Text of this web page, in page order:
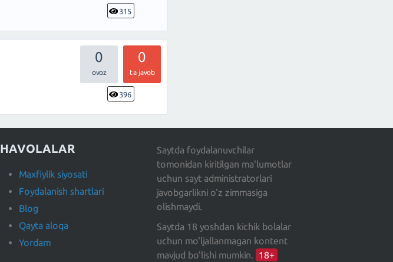
315
0 0
ta javob
396
HAVOLALAR
Maxfiylik siyosati
Foydalanish shartlari
Blog
Qayta aloqa
Yordam
Saytda foydalanuvchilar
tomonidan kiritilgan ma'lumotlar
uchun sayt administratorlari
javobgarlikni o'z zimmasiga
olishmaydi.
Saytda 18 yoshdan kichik bolalar
uchun mo'ljallanmagan kontent
mavjud bo'lishi mumkin.
18+